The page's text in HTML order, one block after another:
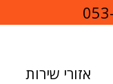
אזורי שירות